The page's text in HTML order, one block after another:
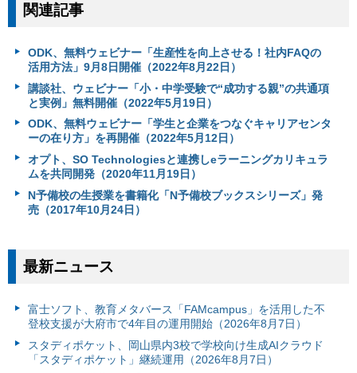
関連記事
ODK、無料ウェビナー「生産性を向上させる！社内FAQの
活用方法」9月8日開催（2022年8月22日）
講談社、ウェビナー「小・中学受験で“成功する親”の共通項
と実例」無料開催（2022年5月19日）
ODK、無料ウェビナー「学生と企業をつなぐキャリアセンタ
ーの在り方」を再開催（2022年5月12日）
オプト、SO Technologiesと連携しeラーニングカリキュラ
ムを共同開発（2020年11月19日）
N予備校の生授業を書籍化「N予備校ブックスシリーズ」発
売（2017年10月24日）
最新ニュース
富⼠ソフト、教育メタバース「FAMcampus」を活用した不
登校支援が大府市で4年目の運用開始（2026年8月7日）
スタディポケット、岡山県内3校で学校向け生成AIクラウド
「スタディポケット」継続運用（2026年8月7日）